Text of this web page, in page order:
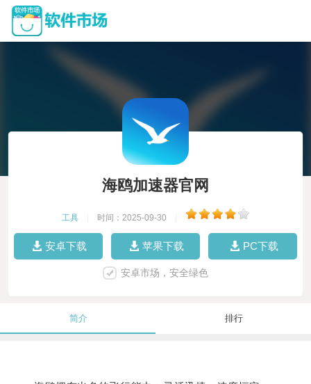
海鸥加速器官网
工具 时间：2025-09-30
安卓下载 苹果下载 PC下载
安卓市场，安全绿色
简介 排行